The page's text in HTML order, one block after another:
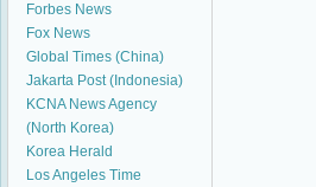
Forbes News
Fox News
Global Times (China)
Jakarta Post (Indonesia)
KCNA News Agency
(North Korea)
Korea Herald
Los Angeles Time